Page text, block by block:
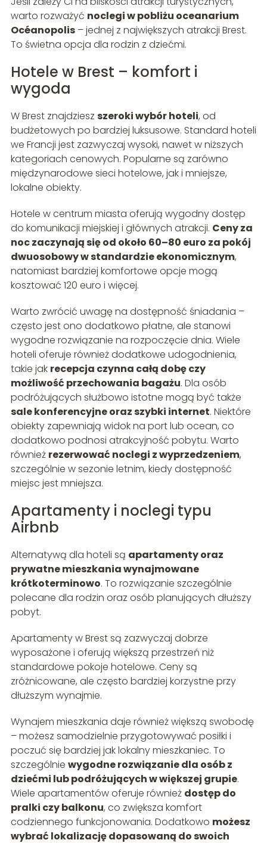
warto rozważyć noclegi w pobliżu oceanarium
Océanopolis– jednej z największych atrakcji Brest.
To świetna opcja dla rodzin z dziećmi.
Hotele w Brest – komfort i
wygoda
W Brest znajdziesz szeroki wybór hoteli, od
budżetowych po bardziej luksusowe. Standard hoteli
we Francji jest zazwyczaj wysoki, nawet w niższych
kategoriach cenowych. Popularne są zarówno
międzynarodowe sieci hotelowe, jak i mniejsze,
lokalne obiekty.
Hotele w centrum miasta oferują wygodny dostęp
do komunikacji miejskiej i głównych atrakcji. Ceny za
noc zaczynają się od około 60–80 euro za pokój
dwuosobowy w standardzie ekonomicznym,
natomiast bardziej komfortowe opcje mogą
kosztować 120 euro i więcej.
Warto zwrócić uwagę na dostępność śniadania –
często jest ono dodatkowo płatne, ale stanowi
wygodne rozwiązanie na rozpoczęcie dnia. Wiele
hoteli oferuje również dodatkowe udogodnienia,
takie jak recepcja czynna całą dobę czy
możliwość przechowania bagażu. Dla osób
podróżujących służbowo istotne mogą być także
sale konferencyjne oraz szybki internet. Niektóre
obiekty zapewniają widok na port lub ocean, co
dodatkowo podnosi atrakcyjność pobytu. Warto
również rezerwować noclegi z wyprzedzeniem,
szczególnie w sezonie letnim, kiedy dostępność
miejsc jest mniejsza.
Apartamenty i noclegi typu
Airbnb
Alternatywą dla hoteli są apartamenty oraz
prywatne mieszkania wynajmowane
krótkoterminowo. To rozwiązanie szczególnie
polecane dla rodzin oraz osób planujących dłuższy
pobyt.
Apartamenty w Brest są zazwyczaj dobrze
wyposażone i oferują większą przestrzeń niż
standardowe pokoje hotelowe. Ceny są
zróżnicowane, ale często bardziej korzystne przy
dłuższym wynajmie.
Wynajem mieszkania daje również większą swobodę
– możesz samodzielnie przygotowywać posiłki i
poczuć się bardziej jak lokalny mieszkaniec. To
szczególnie wygodne rozwiązanie dla osób z
dziećmi lub podróżujących w większej grupie.
Wiele apartamentów oferuje również dostęp do
pralki czy balkonu, co zwiększa komfort
codziennego funkcjonowania. Dodatkowo możesz
wybrać lokalizację dopasowaną do swoich